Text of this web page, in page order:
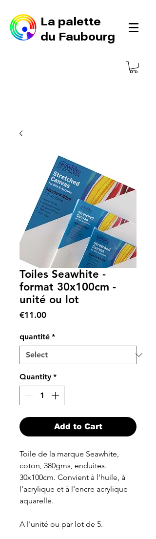
La palette
du Faubourg
Toiles Seawhite -
format 30x100cm -
unité ou lot
€11.00Price
quantité *
Quantity *
Add to Cart
Toile de la marque Seawhite,
coton, 380gms, enduites.
30x100cm. Convient à l'huile, à
l'acrylique et à l'encre acrylique
aquarelle.
A l'unité ou par lot de 5.